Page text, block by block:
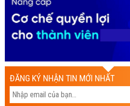
ĐĂNG KÝ NHẬN TIN MỚI NHẤT